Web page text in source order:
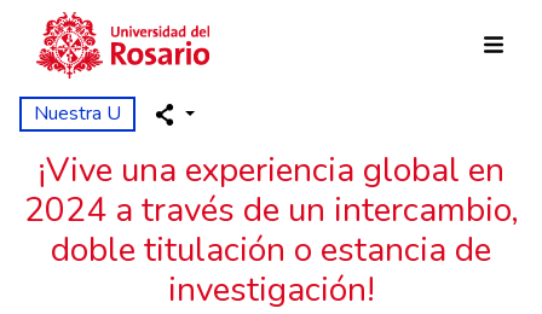
Pasar al contenido principal
Nuestra U
¡Vive una experiencia global en
2024 a través de un intercambio,
doble titulación o estancia de
investigación!